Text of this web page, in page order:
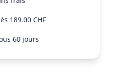
189.00 CHF
60 jours